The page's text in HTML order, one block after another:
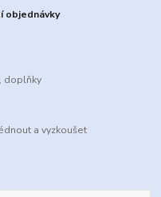
objednávky
doplňky
a vyzkoušet